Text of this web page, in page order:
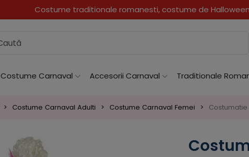
Costume traditionale romanesti, costume de
Costume Carnaval Accesorii Carnaval Traditionale
Costume Carnaval Adulti Costume Carnaval Femei